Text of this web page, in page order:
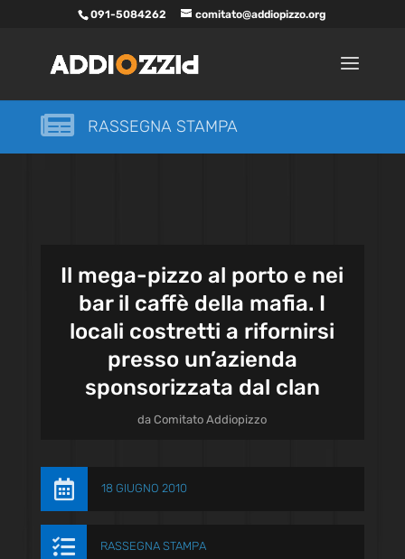
091-5084262 comitato@addiopizzo.org
 RASSEGNA STAMPA
Il mega-pizzo al porto e nei
bar il caffè della mafia. I
locali costretti a rifornirsi
presso un’azienda
sponsorizzata dal clan
daComitato Addiopizzo
 18 GIUGNO 2010
 RASSEGNA STAMPA